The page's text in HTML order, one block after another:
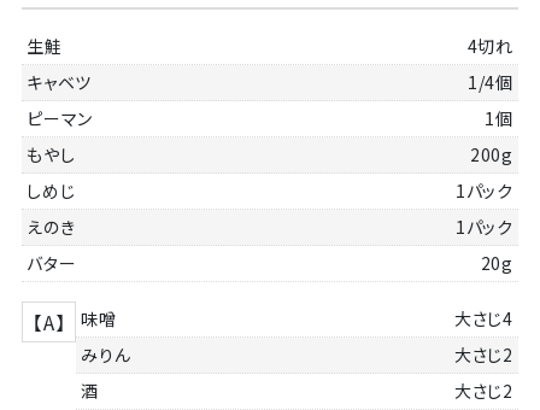
生鮭
4切れ
キャベツ
1/4個
ピーマン
1個
もやし
200g
しめじ
1パック
えのき
1パック
バター
20g
【A】 味噌
大さじ4
みりん
大さじ2
酒
大さじ2